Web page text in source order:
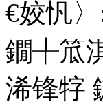
€姣忛
鐗╀笟
浠锋牸